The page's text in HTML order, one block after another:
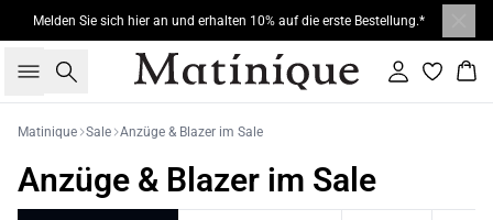
Melden Sie sich hier an und erhalten 10% auf die erste Bestellung.*
Suche Einloggen
Matinique Sale Anzüge & Blazer im Sale
Anzüge & Blazer im Sale